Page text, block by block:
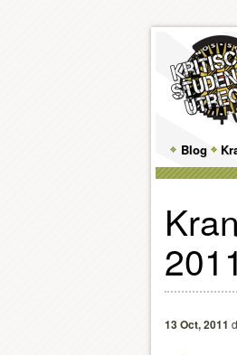
Main
menu
Skip
to
primary
content
Skip
to
content
Blog
2011
13 Oct, 2011